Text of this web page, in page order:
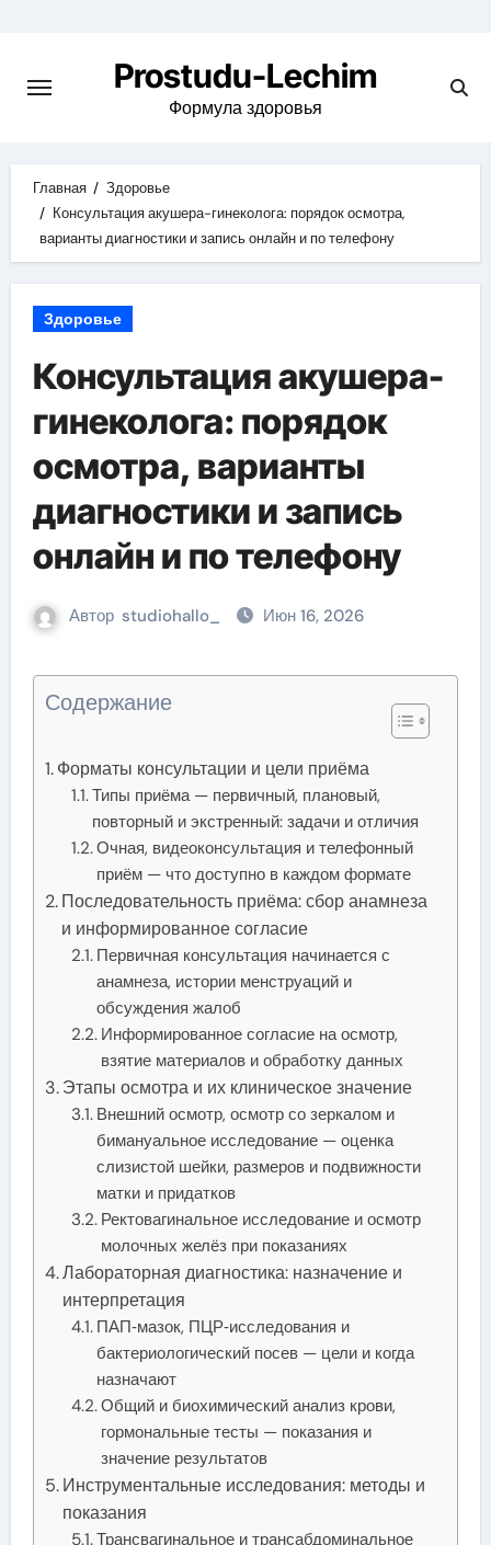
содержимому
Prostudu-Lechim
Формула здоровья
Главная
Здоровье
Консультация акушера-гинеколога: порядок осмотра,
варианты диагностики и запись онлайн и по телефону
Здоровье
Консультация акушера-
гинеколога: порядок
осмотра, варианты
диагностики и запись
онлайн и по телефону
Автор studiohallo_ Июн 16, 2026
Содержание
Форматы консультации и цели приёма
Типы приёма — первичный, плановый,
повторный и экстренный: задачи и отличия
Очная, видеоконсультация и телефонный
приём — что доступно в каждом формате
Последовательность приёма: сбор анамнеза
и информированное согласие
Первичная консультация начинается с
анамнеза, истории менструаций и
обсуждения жалоб
Информированное согласие на осмотр,
взятие материалов и обработку данных
Этапы осмотра и их клиническое значение
Внешний осмотр, осмотр со зеркалом и
бимануальное исследование — оценка
слизистой шейки, размеров и подвижности
матки и придатков
Ректовагинальное исследование и осмотр
молочных желёз при показаниях
Лабораторная диагностика: назначение и
интерпретация
ПАП‑мазок, ПЦР‑исследования и
бактериологический посев — цели и когда
назначают
Общий и биохимический анализ крови,
гормональные тесты — показания и
значение результатов
Инструментальные исследования: методы и
показания
Трансвагинальное и трансабдоминальное